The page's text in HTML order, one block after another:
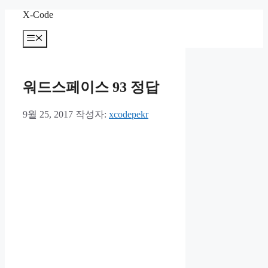
X-Code
메
뉴
워드스페이스 93 정답
9월 25, 2017 작성자: xcodepekr